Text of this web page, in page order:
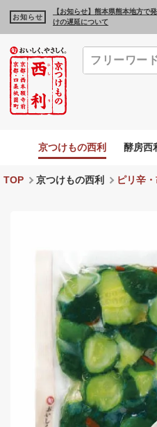
お知らせ
【お知らせ】熊本県熊本地方で
けの遅延について
京つけもの西利 酵房西
TOP 京つけもの西利 ピリ辛